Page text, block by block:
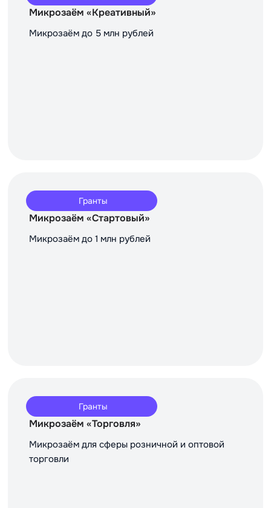
Микрозаём «Креативный»
Микрозаём до 5 млн рублей
Гранты
Микрозаём «Стартовый»
Микрозаём до 1 млн рублей
Гранты
Микрозаём «Торговля»
Микрозаём для сферы розничной и оптовой
торговли